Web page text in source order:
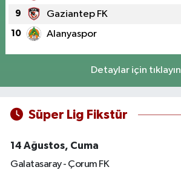
9 Gaziantep FK
10 Alanyaspor
Detaylar için tıklayın
Süper Lig Fikstür
14 Ağustos, Cuma
Galatasaray - Çorum FK